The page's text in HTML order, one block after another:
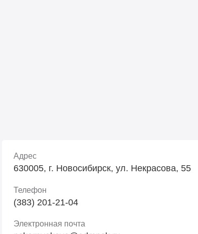
Адрес
630005, г. Новосибирск, ул. Некрасова, 55
Телефон
(383) 201-21-04
Электронная почта